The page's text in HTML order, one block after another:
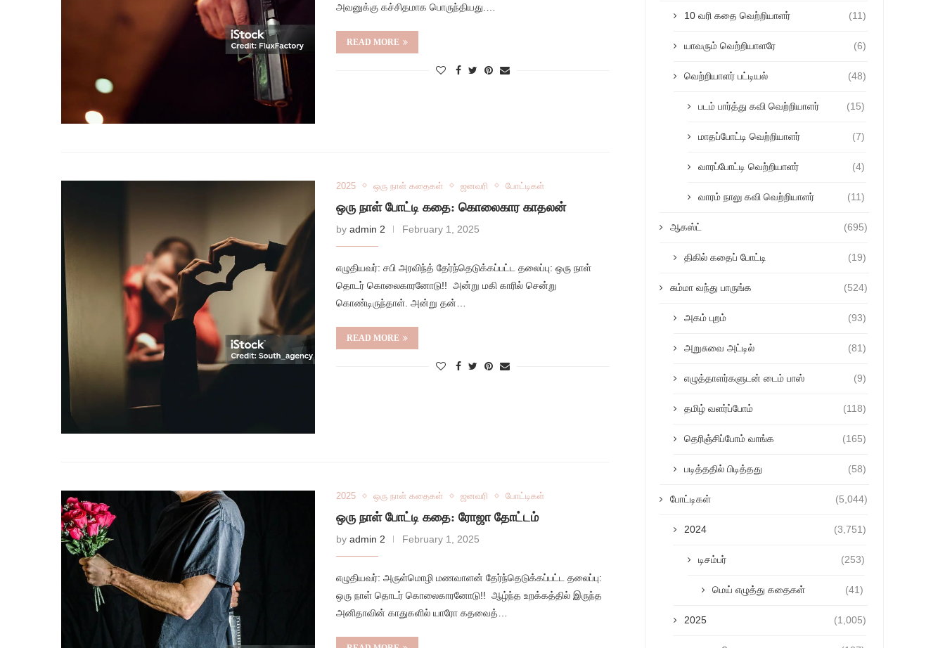
அவனுக்கு கச்சிதமாக பொருந்தியது.…
READ MORE
2025 ஒரு நாள் கதைகள் ஜனவரி போட்டிகள்
ஒரு நாள் போட்டி கதை: கொலைகார காதலன்
by admin 2 February 1, 2025
எழுதியவர்: சபி அரவிந்த் தேர்ந்தெடுக்கப்பட்ட தலைப்பு: ஒரு நாள்
தொடர் கொலைகாரனோடு!! அன்று மகி காரில் சென்று
கொண்டிருந்தாள். அன்று தன்…
READ MORE
2025 ஒரு நாள் கதைகள் ஜனவரி போட்டிகள்
ஒரு நாள் போட்டி கதை: ரோஜா தோட்டம்
by admin 2 February 1, 2025
எழுதியவர்: அருள்மொழி மணவாளன் தேர்ந்தெடுக்கப்பட்ட தலைப்பு:
ஒரு நாள் தொடர் கொலைகாரனோடு!! ஆழ்ந்த உறக்கத்தில் இருந்த
அனிதாவின் காதுகளில் யாரோ கதவைத்…
10 வரி கதை வெற்றியாளர் (11)
யாவரும் வெற்றியாளரே (6)
வெற்றியாளர் பட்டியல் (48)
படம் பார்த்து கவி வெற்றியாளர் (15)
மாதப்போட்டி வெற்றியாளர் (7)
வாரப்போட்டி வெற்றியாளர் (4)
வாரம் நாலு கவி வெற்றியாளர் (11)
ஆகஸ்ட் (695)
திகில் கதைப் போட்டி (19)
சும்மா வந்து பாருங்க (524)
அகம் புறம் (93)
அறுசுவை அட்டில் (81)
எழுத்தாளர்களுடன் டைம் பாஸ் (9)
தமிழ் வளர்ப்போம் (118)
தெரிஞ்சிப்போம் வாங்க (165)
படித்ததில் பிடித்தது (58)
போட்டிகள் (5,044)
2024 (3,751)
டிசம்பர் (253)
மெய் எழுத்து கதைகள் (41)
2025 (1,005)